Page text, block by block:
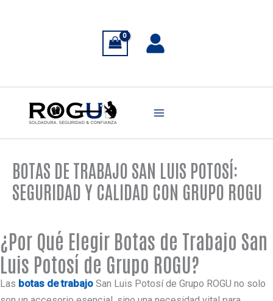
BOTAS DE TRABAJO SAN LUIS POTOSÍ:
SEGURIDAD Y CALIDAD CON GRUPO ROGU
¿Por Qué Elegir Botas de Trabajo San
Luis Potosí de Grupo ROGU?
Las botas de trabajo San Luis Potosí de Grupo ROGU no solo